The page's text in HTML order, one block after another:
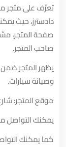
تعرّف على متجر
دادسترز، حيث
صفحة المتجر،
صاحب المتجر.
يظهر المتجر
وصيانة سيارات.
موقع المتجر:
يمكنك التواصل
كما يمكنك